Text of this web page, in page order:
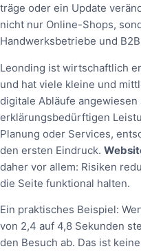
träge oder ein Update
nicht nur Online-Shops,
Handwerksbetriebe und
Leonding ist wirtschaftlich
und hat viele kleine und
digitale Abläufe
erklärungsbedürftigen
Planung oder Services,
den ersten Eindruck.
daher vor allem: Risiken
die Seite funktional halten.
Ein praktisches Beispiel:
von 2,4 auf 4,8 Sekunden
den Besuch ab. Das ist